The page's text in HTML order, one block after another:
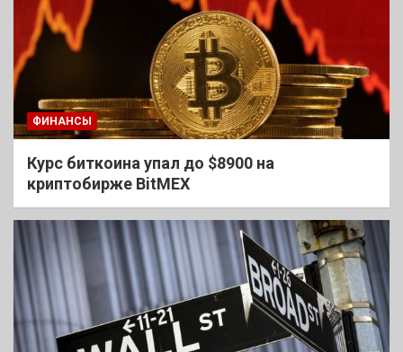
ФИНАНСЫ
Курс биткоина упал до $8900 на
криптобирже BitMEX